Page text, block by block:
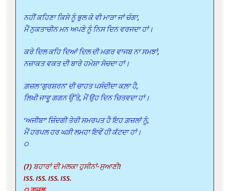
ਨਹੀਂ ਕਹਿਣਾ ਕਿਸੇ ਨੂੰ ਭੁਲ ਕੇ ਵੀ ਮਾੜਾ ਜਾਂ ਚੰਗਾ,
ਮੈਂ ਨੁਕਤਾਚੀਨ ਮਨ ਅਪਣੇ ਨੂੰ ਨਿਸ ਦਿਨ ਵਰਜਦਾ ਹਾਂ।
ਕਰੇ ਦਿਲ ਕਹਿ ਦਿਆਂ ਦਿਲ ਦੀ ਮਗਰ ਵਾਜਬ ਨਾ ਸਮਝਾਂ,
ਨਜ਼ਾਕਤ ਵਕਤ ਦੀ ਬਾਰੇ ਹਮੇਸ਼ਾ ਸੋਚਦਾ ਹਾਂ।
ਗ਼ਜ਼ਲ ‘ਗੁਰਸ਼ਰਨ’ ਦੀ ਚਾਹਤ ਪਸੰਦੀਦਾ ਕਲ਼ਾ ਹੈ,
ਲਿਖੀ ਜਾਵੂ ਗਗਨ ਉੱਤੇ, ਮੈਂ ਉਹ ਦਿਨ ਚਿਤਵਦਾ ਹਾਂ।
‘ਅਜੀਬਾ’ ਜ਼ਿੰਦਗੀ ਤੇਰੀ ਸਮਰਪਤ ਹੈ ਇਹ ਗ਼ਜ਼ਲਾਂ ਨੂੰ,
ਮੈਂ ਹਰਪਲ ਹਰ ਘੜੀ ਲਮਹਾ ਇਵੇਂ ਹੀ ਕੱਟਦਾ ਹਾਂ।
੦
(7) ਬਹਾਰਾਂ ਦੀ ਮਲਕਾ ਹੁਸੀਨਾਂ-ਸੁਆਣੀ!
ISS. ISS. ISS. ISS.